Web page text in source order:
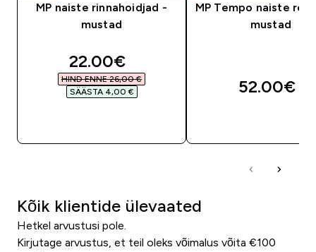
MP naiste rinnahoidjad -
mustad
discounted price
22.00€‎
HIND ENNE 26,00 €‎
SÄÄSTA 4,00 €‎
MP Tempo naiste
mustad
52.00€‎
Kõik klientide ülevaated
Hetkel arvustusi pole.
Kirjutage arvustus, et teil oleks võimalus võita €100